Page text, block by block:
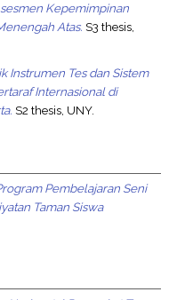
Kepemimpinan
Atas. S3 thesis,
Instrumen Tes dan Sistem
Internasional di
S2 thesis, UNY.
Pembelajaran Seni
Taman Siswa